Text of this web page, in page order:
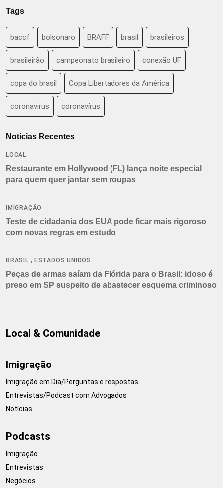
Tags
baccf bolsonaro BRAFF brasil brasileiros
brasileirão campeonato brasileiro conexão UF
copa do brasil Copa Libertadores da América
coronavirus coronavírus
Notícias Recentes
LOCAL
Restaurante em Hollywood (FL) lança noite especial
para quem quer jantar sem roupas
IMIGRAÇÃO
Teste de cidadania dos EUA pode ficar mais rigoroso
com novas regras em estudo
BRASIL , ESTADOS UNIDOS
Peças de armas saíam da Flórida para o Brasil: idoso é
preso em SP suspeito de abastecer esquema criminoso
Local & Comunidade
Imigração
Imigração em Dia/Perguntas e respostas
Entrevistas/Podcast com Advogados
Notícias
Podcasts
Imigração
Entrevistas
Negócios